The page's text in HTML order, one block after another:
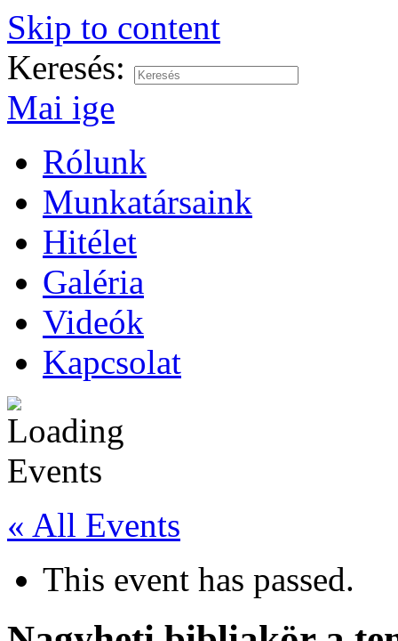
Skip to content
Keresés:
Mai ige
Rólunk
Munkatársaink
Hitélet
Galéria
Videók
Kapcsolat
« All Events
This event has passed.